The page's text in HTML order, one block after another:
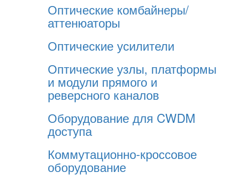
Оптические комбайнеры/
аттенюаторы
Оптические усилители
Оптические узлы, платформы
и модули прямого и
реверсного каналов
Оборудование для CWDM
доступа
Коммутационно-кроссовое
оборудование